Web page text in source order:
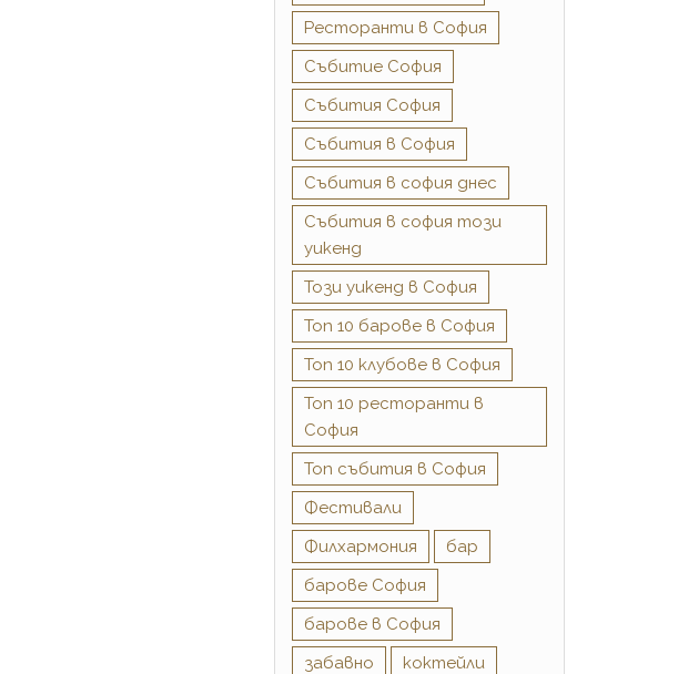
Ресторанти в София
Събитиe София
Събития София
Събития в София
Събития в софия днес
Събития в софия този
уикенд
Този уикенд в София
Топ 10 барове в София
Топ 10 клубове в София
Топ 10 ресторанти в
София
Топ събития в София
Фестивали
Филхармония
бар
барове София
барове в София
забавно
коктейли